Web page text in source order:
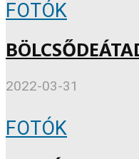
FOTÓK
2022-03-31
FOTÓK